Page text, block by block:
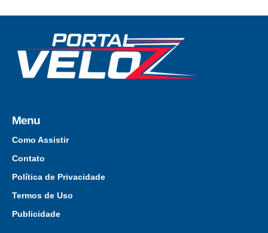
Menu
Como Assistir
Contato
Política de Privacidade
Termos de Uso
Publicidade